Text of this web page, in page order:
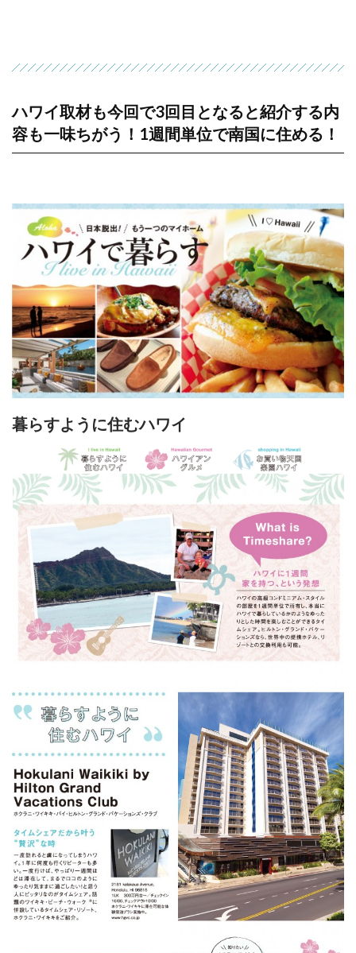
ハワイ取材も今回で3回目となると紹介する内
容も一味ちがう！1週間単位で南国に住める！
暮らすように住むハワイ